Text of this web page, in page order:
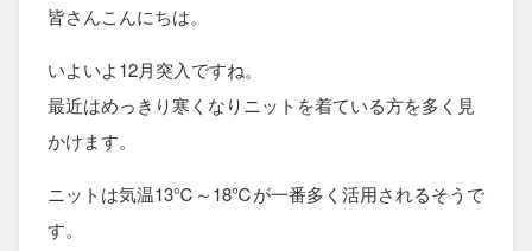
皆さんこんにちは。
いよいよ12月突入ですね。
最近はめっきり寒くなりニットを着ている方を多く見
かけます。
ニットは気温13℃～18℃が一番多く活用されるそうで
す。